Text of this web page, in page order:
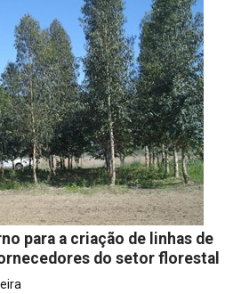
para a criação de linhas de
do setor florestal